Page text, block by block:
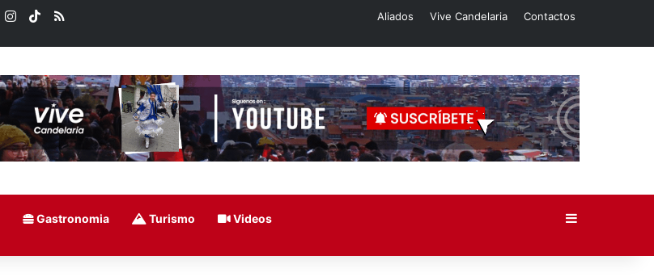
YouTubeInstagram
TikTokRSS Aliados Vive Candelaria Contactos
Gastronomia Turismo Videos